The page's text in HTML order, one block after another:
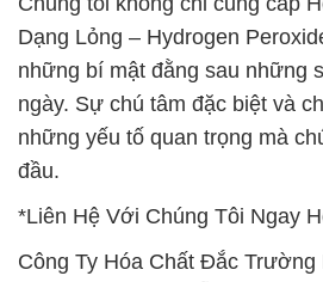
Dạng Lỏng – Hydrogen
những bí mật đằng sau những
ngày. Sự chú tâm đặc biệt và
những yếu tố quan trọng mà
đầu.
*Liên Hệ Với Chúng Tôi Ngay
Công Ty Hóa Chất Đắc Trường